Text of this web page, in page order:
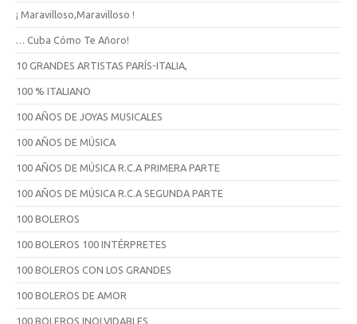
¡ Maravilloso,Maravilloso !
… Cuba Cómo Te Añoro!
10 GRANDES ARTISTAS PARÍS-ITALIA,
100 % ITALIANO
100 AÑOS DE JOYAS MUSICALES
100 AÑOS DE MÚSICA
100 AÑOS DE MÚSICA R.C.A PRIMERA PARTE
100 AÑOS DE MÚSICA R.C.A SEGUNDA PARTE
100 BOLEROS
100 BOLEROS 100 INTÉRPRETES
100 BOLEROS CON LOS GRANDES
100 BOLEROS DE AMOR
100 BOLEROS INOLVIDABLES